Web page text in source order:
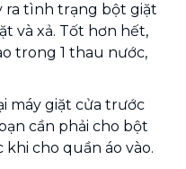
ra tình trạng bột giặt
và xả. Tốt hơn hết,
trong 1 thau nước,
máy giặt cửa trước
cần phải cho bột
cho quần áo vào.